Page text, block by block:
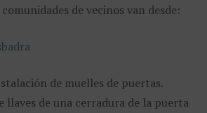
de vecinos van desde:
de muelles de puertas.
llaves de una cerradura de la puerta